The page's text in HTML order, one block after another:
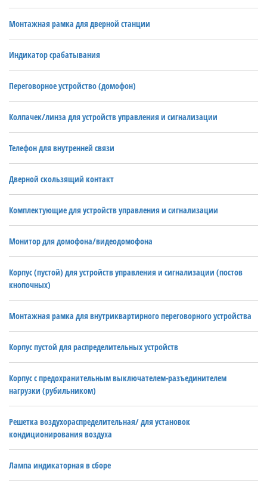
Монтажная рамка для дверной станции
Индикатор срабатывания
Переговорное устройство (домофон)
Колпачек/линза для устройств управления и сигнализации
Телефон для внутренней связи
Дверной скользящий контакт
Комплектующие для устройств управления и сигнализации
Монитор для домофона/видеодомофона
Корпус (пустой) для устройств управления и сигнализации (постов
кнопочных)
Монтажная рамка для внутриквартирного переговорного устройства
Корпус пустой для распределительных устройств
Корпус с предохранительным выключателем-разъединителем
нагрузки (рубильником)
Решетка воздухораспределительная/ для установок
кондиционирования воздуха
Лампа индикаторная в сборе